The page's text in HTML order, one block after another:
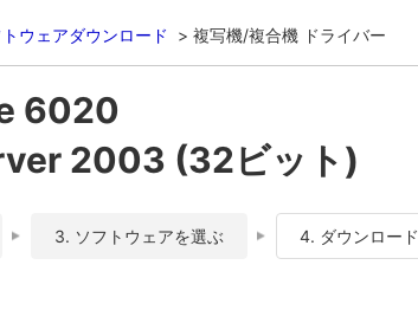
トウェアダウンロード 複写機/複合機 ドライバー
6020
2003 (32ビット)
3. ソフトウェアを選ぶ 4. ダウンロード